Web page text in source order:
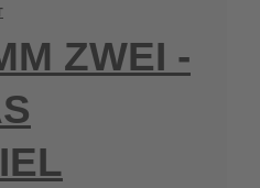
ZWEI -